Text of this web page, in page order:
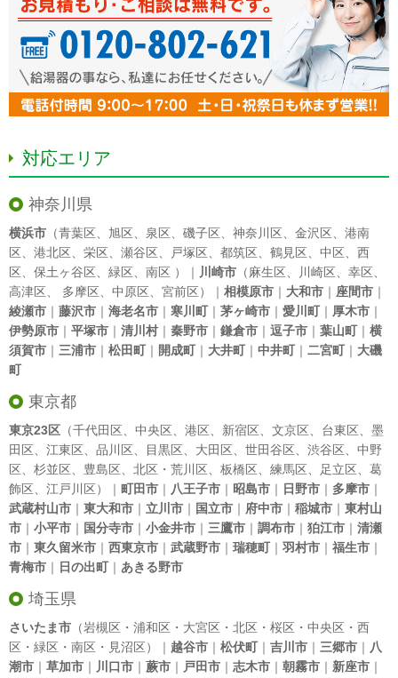
対応エリア
神奈川県
横浜市 （青葉区 旭区 泉区 磯子区 神奈川区 金沢区
港南
区
港北区 栄区 瀬谷区 戸塚区 都筑区 鶴見区 中区
西
区
保土ヶ谷区 緑区 南区 ）｜ 川崎市 （麻生区 川崎区 幸区
高津区
多摩区 中原区 宮前区）｜ 相模原市 ｜ 大和市 ｜ 座間市 ｜
綾瀬市 ｜ 藤沢市 ｜ 海老名市 ｜ 寒川町｜ 茅ヶ崎市 ｜ 愛川町｜ 厚木市 ｜
伊勢原市 ｜ 平塚市 ｜ 清川村｜ 秦野市 ｜ 鎌倉市 ｜ 逗子市 ｜ 葉山町｜ 横
須賀市 ｜ 三浦市 ｜ 松田町｜ 開成町｜ 大井町｜ 中井町｜ 二宮町｜ 大磯
町
東京都
東京23区 （千代田区 中央区 港区 新宿区 文京区 台東区
墨
田区
江東区 品川区 目黒区 大田区 世田谷区 渋谷区
中野
区
杉並区 豊島区 北区 ・ 荒川区 板橋区 練馬区 足立区
葛
飾区
江戸川区）｜ 町田市 ｜ 八王子市 ｜ 昭島市 ｜ 日野市 ｜ 多摩市 ｜
武蔵村山市 ｜ 東大和市 ｜ 立川市 ｜ 国立市 ｜ 府中市 ｜ 稲城市 ｜ 東村山
市 ｜ 小平市 ｜ 国分寺市 ｜ 小金井市 ｜ 三鷹市 ｜ 調布市 ｜ 狛江市 ｜ 清瀬
市 ｜ 東久留米市 ｜ 西東京市 ｜ 武蔵野市 ｜ 瑞穂町｜ 羽村市 ｜ 福生市 ｜
青梅市 ｜ 日の出町｜ あきる野市
埼玉県
さいたま市 （岩槻区・浦和区・大宮区・北区・桜区・中央区・西
区・緑区・南区・見沼区）｜ 越谷市 ｜ 松伏町｜ 吉川市 ｜ 三郷市 ｜ 八
潮市 ｜ 草加市 ｜ 川口市 ｜ 蕨市 ｜ 戸田市 ｜ 志木市 ｜ 朝霧市 ｜ 新座市 ｜